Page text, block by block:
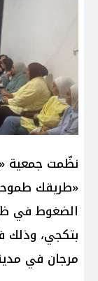
نظّمت جمعية
«طريقك
الضغوط في
بتكجي، وذلك
مرجان في